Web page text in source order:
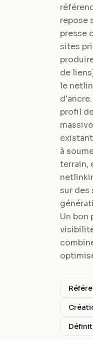
repose
presse
sites
de
le
profil
à
terrain,
sur des
Un bon